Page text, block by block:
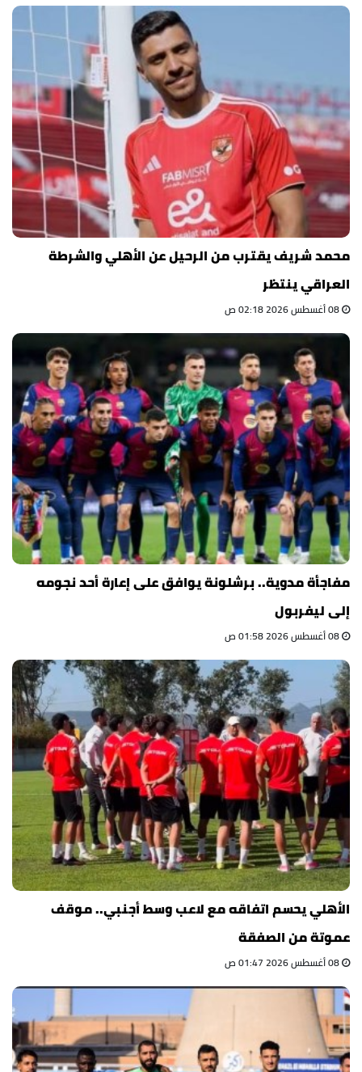
محمد شريف يقترب من الرحيل عن الأهلي والشرطة
العراقي ينتظر
مفاجأة مدوية.. برشلونة يوافق على إعارة أحد نجومه
إلى ليفربول
الأهلي يحسم اتفاقه مع لاعب وسط أجنبي.. موقف
عموتة من الصفقة